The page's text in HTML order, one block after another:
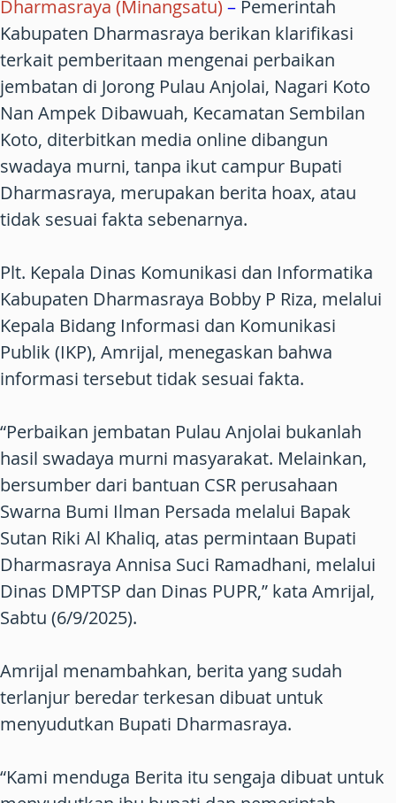
Dharmasraya (Minangsatu) – Pemerintah
Kabupaten Dharmasraya berikan klarifikasi
terkait pemberitaan mengenai perbaikan
jembatan di Jorong Pulau Anjolai, Nagari Koto
Nan Ampek Dibawuah, Kecamatan Sembilan
Koto, diterbitkan media online dibangun
swadaya murni, tanpa ikut campur Bupati
Dharmasraya, merupakan berita hoax, atau
tidak sesuai fakta sebenarnya.
Plt. Kepala Dinas Komunikasi dan Informatika
Kabupaten Dharmasraya Bobby P Riza, melalui
Kepala Bidang Informasi dan Komunikasi
Publik (IKP), Amrijal, menegaskan bahwa
informasi tersebut tidak sesuai fakta.
“Perbaikan jembatan Pulau Anjolai bukanlah
hasil swadaya murni masyarakat. Melainkan,
bersumber dari bantuan CSR perusahaan
Swarna Bumi Ilman Persada melalui Bapak
Sutan Riki Al Khaliq, atas permintaan Bupati
Dharmasraya Annisa Suci Ramadhani, melalui
Dinas DMPTSP dan Dinas PUPR,” kata Amrijal,
Sabtu (6/9/2025).
Amrijal menambahkan, berita yang sudah
terlanjur beredar terkesan dibuat untuk
menyudutkan Bupati Dharmasraya.
“Kami menduga Berita itu sengaja dibuat untuk